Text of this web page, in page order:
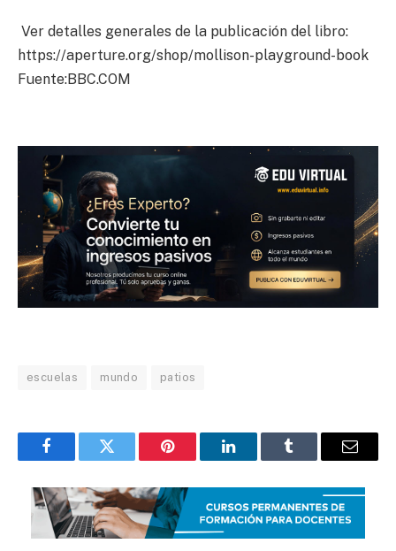
Ver detalles generales de la publicación del libro:
https://aperture.org/shop/mollison-playground-book
Fuente:BBC.COM
escuelas mundo patios
FacebookTwitter Pinterest LinkedInTumblr Email